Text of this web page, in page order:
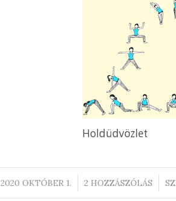
Holdüdvözlet
2020 OKTÓBER 1.
/ 2 HOZZÁSZÓLÁS
/